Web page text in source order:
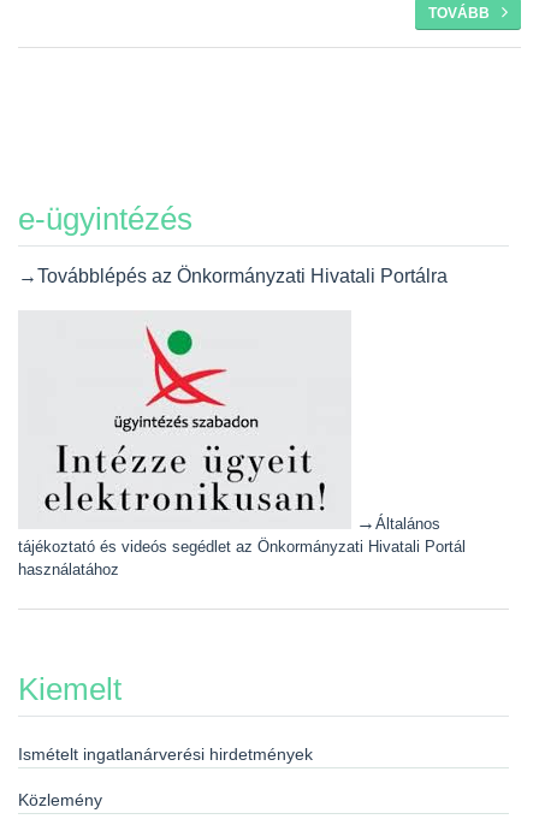
TOVÁBB
e-ügyintézés
→Továbblépés az Önkormányzati Hivatali Portálra
→ Általános
tájékoztató és videós segédlet az Önkormányzati Hivatali Portál
használatához
Kiemelt
Ismételt ingatlanárverési hirdetmények
Közlemény